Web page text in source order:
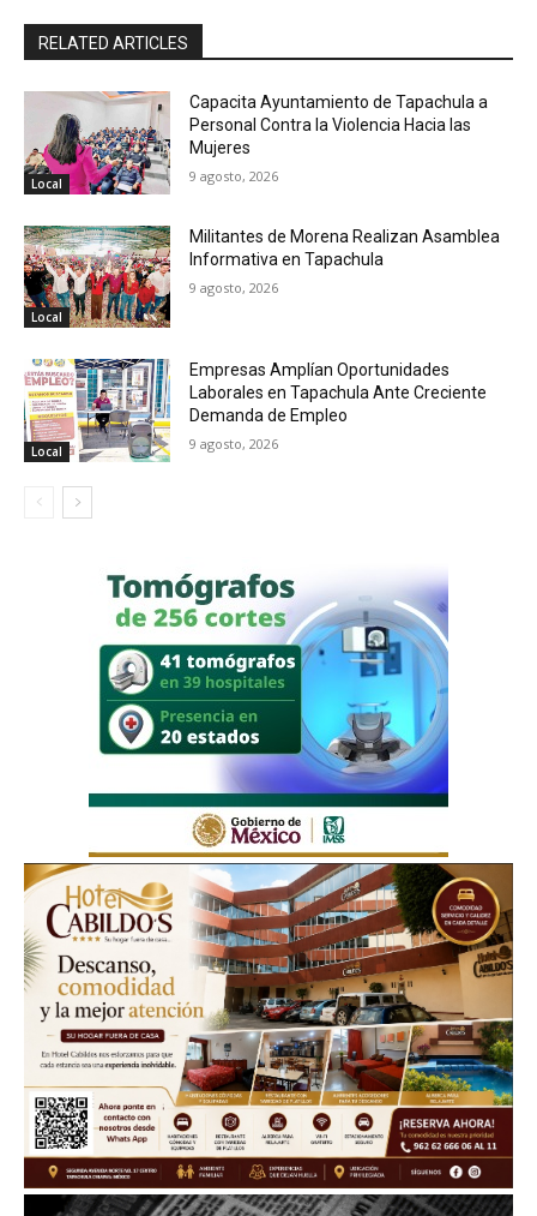
RELATED ARTICLES
Local
Capacita Ayuntamiento de Tapachula a
Personal Contra la Violencia Hacia las
Mujeres
9 agosto, 2026
Local
Militantes de Morena Realizan Asamblea
Informativa en Tapachula
9 agosto, 2026
Local
Empresas Amplían Oportunidades
Laborales en Tapachula Ante Creciente
Demanda de Empleo
9 agosto, 2026